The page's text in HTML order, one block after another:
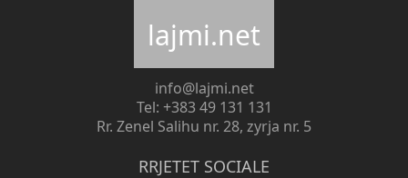
lajmi.net
info@lajmi.net
Tel: +383 49 131 131
Rr. Zenel Salihu nr. 28, zyrja nr. 5
RRJETET SOCIALE